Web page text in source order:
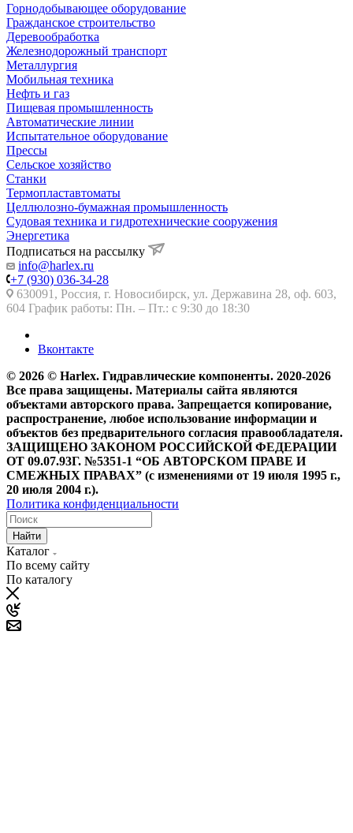
Горнодобывающее оборудование
Гражданское строительство
Деревообработка
Железнодорожный транспорт
Металлургия
Мобильная техника
Нефть и газ
Пищевая промышленность
Автоматические линии
Испытательное оборудование
Прессы
Сельское хозяйство
Станки
Термопластавтоматы
Целлюлозно-бумажная промышленность
Судовая техника и гидротехнические сооружения
Энергетика
Подписаться на рассылку
info@harlex.ru
+7 (930) 036-34-28
630091, Россия, г. Новосибирск, ул. Державина 28, оф. 603,
604 График работы: Пн. – Пт.: с 9:30 до 18:30
Вконтакте
© 2026 © Harlex. Гидравлические компоненты. 2020-2026
Все права защищены. Материалы сайта являются
объектами авторского права. Запрещается копирование,
распространение, любое использование информации и
объектов без предварительного согласия правообладателя.
ЗАЩИЩЕНО ЗАКОНОМ РОССИЙСКОЙ ФЕДЕРАЦИИ
ОТ 09.07.93Г. №5351-1 “ОБ АВТОРСКОМ ПРАВЕ И
СМЕЖНЫХ ПРАВАХ” (с изменениями от 19 июля 1995 г.,
20 июля 2004 г.).
Политика конфиденциальности
Найти
Каталог
По всему сайту
По каталогу